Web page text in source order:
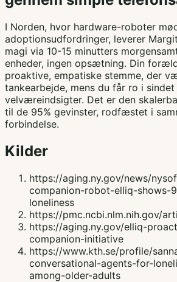
I Norden, hvor hardware-roboter
adoptionsudfordringer, leverer
magi via 10-15 minutters
enheder, ingen opsætning. Din
proaktive, empatiske stemme, der
tankearbejde, mens du får ro i sindet
velværeindsigter. Det er den
til de 95% gevinster, rodfæstet i
forbindelse.
Kilder
https://aging.ny.gov/news/
companion-robot-elliq-shows-
loneliness
https://pmc.ncbi.nlm.nih.gov/
https://aging.ny.gov/elliq-
companion-initiative
https://www.kth.se/profile/
conversational-agents-for-
among-older-adults